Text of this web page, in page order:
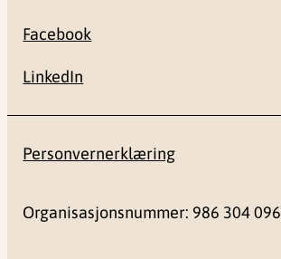
Facebook
LinkedIn
Personvernerklæring
Organisasjonsnummer: 986 304 096